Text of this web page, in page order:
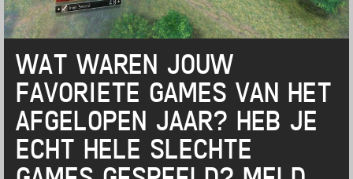
WAT WAREN JOUW
FAVORIETE GAMES VAN HET
AFGELOPEN JAAR? HEB JE
ECHT HELE SLECHTE